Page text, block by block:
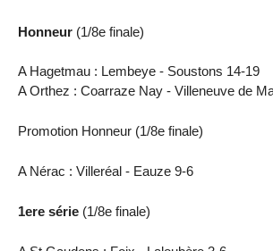
Honneur (1/8e finale)
A Hagetmau : Lembeye - Soustons 14-19
A Orthez : Coarraze Nay - Villeneuve de
Promotion Honneur (1/8e finale)
A Nérac : Villeréal - Eauze 9-6
1ere série (1/8e finale)